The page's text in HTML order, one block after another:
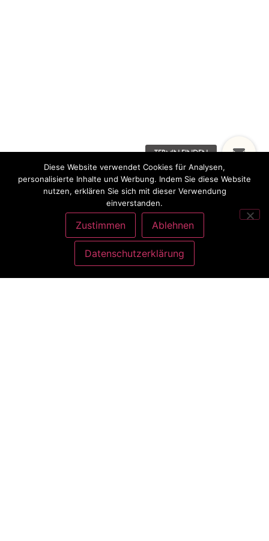
Diese Website verwendet Cookies für Analysen,
personalisierte Inhalte und Werbung. Indem Sie diese Website
nutzen, erklären Sie sich mit dieser Verwendung
einverstanden.
Zustimmen Ablehnen
Datenschutzerklärung